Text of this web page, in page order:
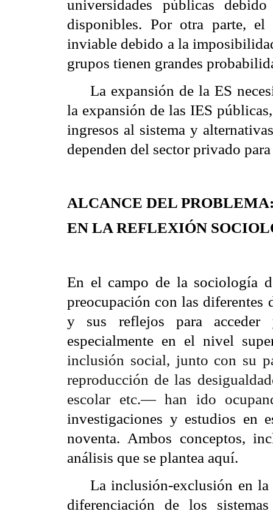
universidades públicas
disponibles. Por otra parte, el
inviable debido a la
grupos tienen grandes
La expansión de la ES
la expansión de las IES
ingresos al sistema y
dependen del sector privado
ALCANCE DEL
EN LA REFLEXIÓN
En el campo de la sociología
preocupación con las diferentes
y sus reflejos para
especialmente en el nivel
inclusión social, junto con su
reproducción de las
escolar etc.— han ido
investigaciones y estudios en
noventa. Ambos conceptos,
análisis que se plantea aquí.
La inclusión-exclusión en la
diferenciación de los